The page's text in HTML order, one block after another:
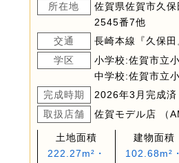
所在地
佐賀県佐賀市久
2545番7他
交通
長崎本線『久保
学区
小学校:佐賀市立
中学校:佐賀市立
完成時期
2026年3月完成済
取扱店舗
佐賀モデル店 （
土地面積
222.27m²・
建物面積
102.68m²・